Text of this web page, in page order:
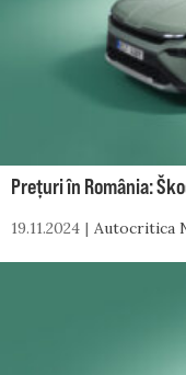
Prețuri în România:
19.11.2024 Autocritica